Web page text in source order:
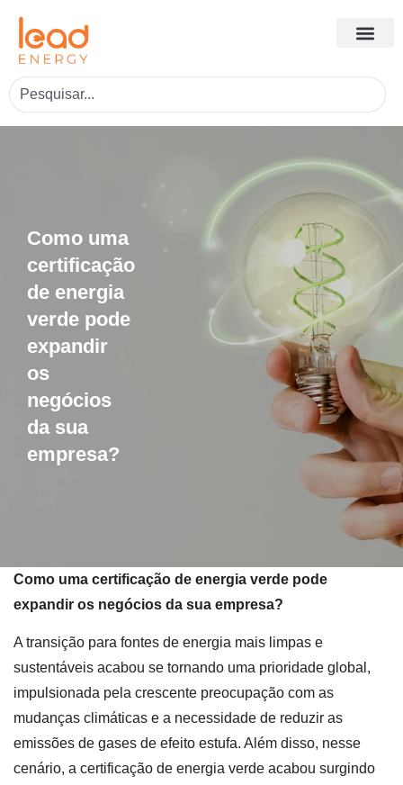
Como uma
certificação
de energia
verde pode
expandir
os
negócios
da sua
empresa?
Como uma certificação de energia verde pode
expandir os negócios da sua empresa?
A transição para fontes de energia mais limpas e
sustentáveis acabou se tornando uma prioridade global,
impulsionada pela crescente preocupação com as
mudanças climáticas e a necessidade de reduzir as
emissões de gases de efeito estufa. Além disso, nesse
cenário, a certificação de energia verde acabou surgindo